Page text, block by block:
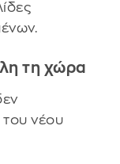
τη χώρα
του νέου